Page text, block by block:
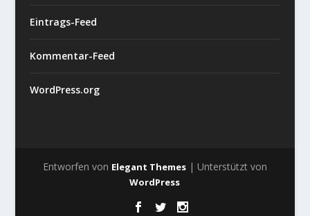
Eintrags-Feed
Kommentar-Feed
WordPress.org
Entworfen von Elegant Themes| Unterstützt von
WordPress